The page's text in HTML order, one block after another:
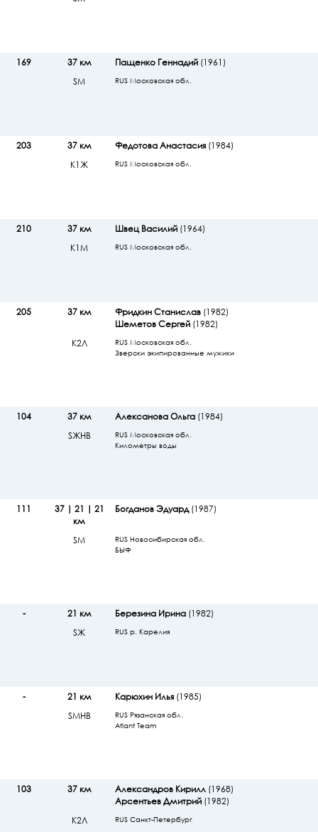
169
37 км
SМ
Пащенко Геннадий(1961)
RUS Московская обл.
203
37 км
К1Ж
Федотова Анастасия(1984)
RUS Московская обл.
210
37 км
К1М
Швец Василий(1964)
RUS Московская обл.
205 37 км
К2Л
Фридкин Станислав(1982)
Шеметов Сергей(1982)
RUS Московская обл.
Зверски экипированные мужики
104
37 км
SЖHB
Алексанова Ольга(1984)
RUS Московская обл.
Километры воды
111
37 | 21 | 21
км
SМ
Богданов Эдуард(1987)
RUS Новосибирская обл.
БЫФ
-
21 км
SЖ
Березина Ирина(1982)
RUS р. Карелия
-
21 км
SМHB
Карюхин Илья(1985)
RUS Рязанская обл.
Atlant Team
103 37 км
К2Л
Александров Кирилл(1968)
Арсентьев Дмитрий(1982)
RUS Санкт-Петербург